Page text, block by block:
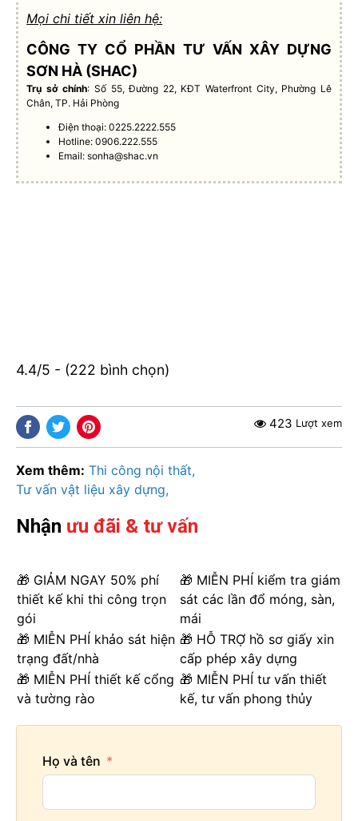
Mọi chi tiết xin liên hệ:
CÔNG TY CỔ PHẦN TƯ VẤN XÂY DỰNG
SƠN HÀ (SHAC)
Trụ sở chính: Số 55, Đường 22, KĐT Waterfront City, Phường Lê
Chân, TP. Hải Phòng
Điện thoại: 0225.2222.555
Hotline: 0906.222.555
Email:sonha@shac.vn
4.4/5 - (222 bình chọn)
423 Lượt xem
Xem thêm: Thi công nội thất
Tư vấn vật liệu xây dựng
Nhận ưu đãi & tư vấn
🎁 GIẢM NGAY 50% phí
thiết kế khi thi công trọn
gói
🎁 MIỄN PHÍ kiểm tra giám
sát các lần đổ móng, sàn,
mái
🎁 MIỄN PHÍ khảo sát hiện
trạng đất/nhà
🎁 HỖ TRỢ hồ sơ giấy xin
cấp phép xây dựng
🎁 MIỄN PHÍ thiết kế cổng
và tường rào
🎁 MIỄN PHÍ tư vấn thiết
kế, tư vấn phong thủy
Họ và tên